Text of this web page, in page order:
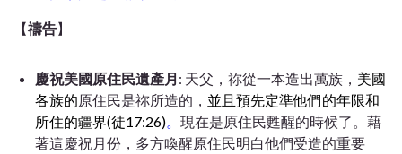
【禱告】
慶祝美國原住民遺產月 : 天父，祢從一本造出萬族， 美國
各族的原住民是祢所造的， 並且預先定準他們的年限和
所住的疆界(徒17:26)
現在是原住民甦醒的時候了。藉
著這慶祝月份，多方喚醒原住民明白他們受造的重要